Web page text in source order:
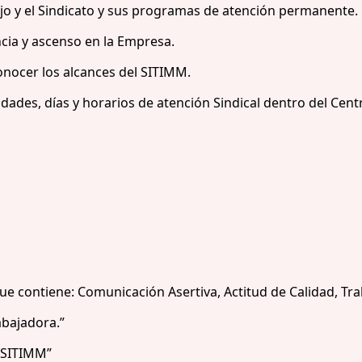
y el Sindicato y sus programas de atención permanente.
y ascenso en la Empresa.
los alcances del SITIMM.
días y horarios de atención Sindical dentro del
contiene: Comunicación Asertiva, Actitud de Calidad,